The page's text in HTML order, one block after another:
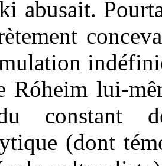
abusait.
Róheim lui-
constant
(dont